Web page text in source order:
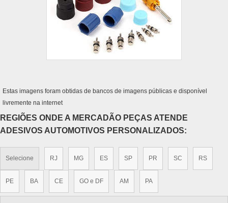
Estas imagens foram obtidas de bancos de imagens públicas e disponível
livremente na internet
REGIÕES ONDE A MERCADÃO PEÇAS ATENDE
ADESIVOS AUTOMOTIVOS PERSONALIZADOS:
Selecione RJ MG ES SP PR SC RS
PE BA CE GO e DF AM PA